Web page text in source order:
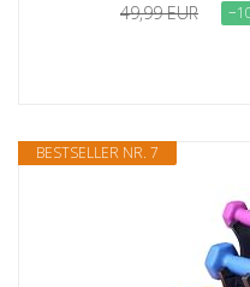
49,99 EUR
BESTSELLER NR. 7